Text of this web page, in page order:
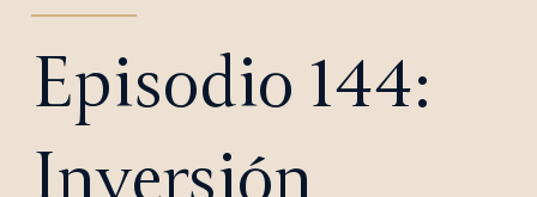
Episodio 144:
Inversión